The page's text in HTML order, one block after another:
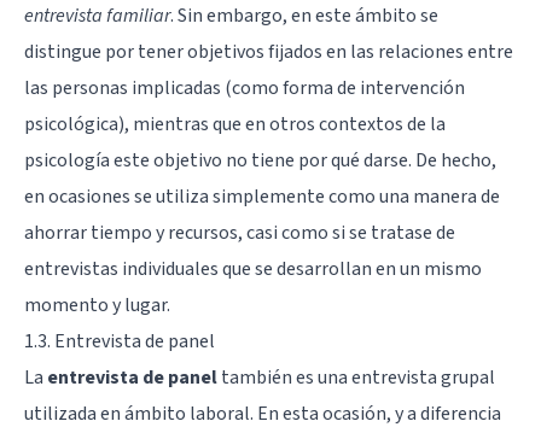
entrevista familiar. Sin embargo, en este ámbito se
distingue por tener objetivos fijados en las relaciones entre
las personas implicadas (como forma de intervención
psicológica), mientras que en otros contextos de la
psicología este objetivo no tiene por qué darse. De hecho,
en ocasiones se utiliza simplemente como una manera de
ahorrar tiempo y recursos, casi como si se tratase de
entrevistas individuales que se desarrollan en un mismo
momento y lugar.
1.3. Entrevista de panel
La entrevista de paneltambién es una entrevista grupal
utilizada en ámbito laboral. En esta ocasión, y a diferencia